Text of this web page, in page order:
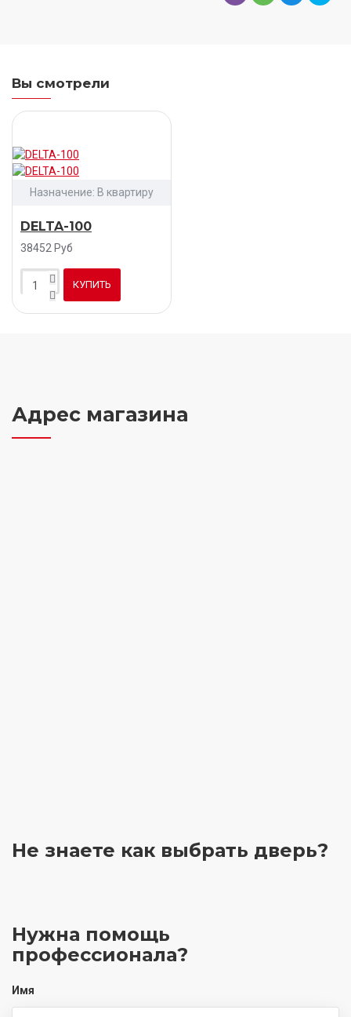
Вы смотрели
Назначение: В квартиру
DELTA-100
38452 Руб
КУПИТЬ
Адрес магазина
Не знаете как выбрать дверь?
Нужна помощь
профессионала?
Имя